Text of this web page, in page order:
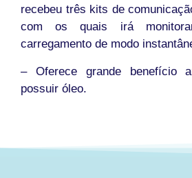
recebeu três kits de
com os quais irá
carregamento de modo
– Oferece grande benefício
possuir óleo.